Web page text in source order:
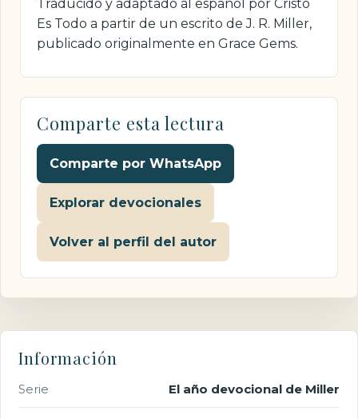
Traducido y adaptado al español por Cristo
Es Todo a partir de un escrito de J. R. Miller,
publicado originalmente en Grace Gems.
Comparte esta lectura
Comparte por WhatsApp
Explorar devocionales
Volver al perfil del autor
Información
Serie El año devocional de Miller